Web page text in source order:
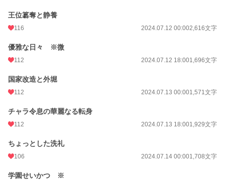
王位簒奪と静養
116 2024.07.12 00:002,616文字
優雅な日々 ※微
112 2024.07.12 18:001,696文字
国家改造と外堀
112 2024.07.13 00:001,571文字
チャラ令息の華麗なる転身
112 2024.07.13 18:001,929文字
ちょっとした洗礼
106 2024.07.14 00:001,708文字
学園せいかつ ※